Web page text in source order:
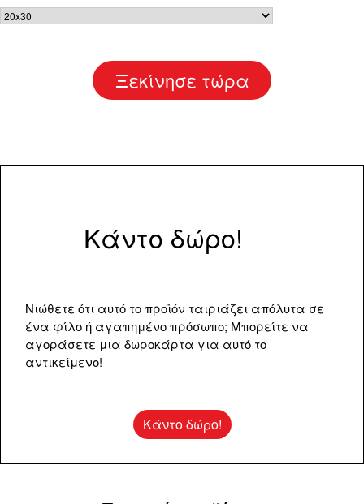
Ξεκίνησε τώρα
Κάντο δώρο!
Νιώθετε ότι αυτό το προϊόν ταιριάζει απόλυτα σε
ένα φίλο ή αγαπημένο πρόσωπο; Μπορείτε να
αγοράσετε μια δωροκάρτα για αυτό το
αντικείμενο!
Κάντο δώρο!